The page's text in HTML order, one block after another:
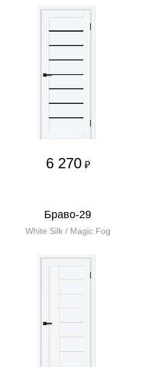
6 270 ₽
Браво-29
White Silk / Magic Fog